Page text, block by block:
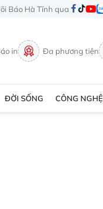
Báo Hà Tĩnh qua
in Đa phương tiện
ĐỜI SỐNG CÔNG NGHỆ